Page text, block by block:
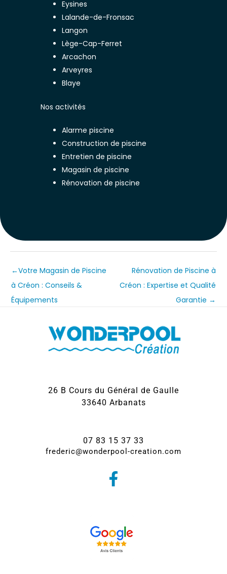
Eysines
Lalande-de-Fronsac
Langon
Lège-Cap-Ferret
Arcachon
Arveyres
Blaye
Nos activités
Alarme piscine
Construction de piscine
Entretien de piscine
Magasin de piscine
Rénovation de piscine
←Votre Magasin de Piscine
à Créon : Conseils &
Équipements
Rénovation de Piscine à
Créon : Expertise et Qualité
Garantie →
26 B Cours du Général de Gaulle
33640 Arbanats
07 83 15 37 33
frederic@wonderpool-creation.com